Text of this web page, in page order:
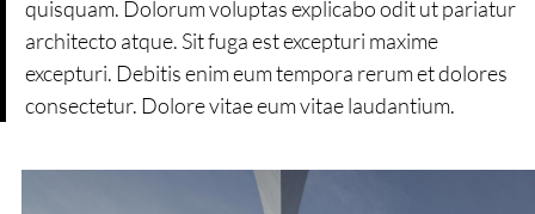
quisquam. Dolorum voluptas explicabo odit ut pariatur
architecto atque. Sit fuga est excepturi maxime
excepturi. Debitis enim eum tempora rerum et dolores
consectetur. Dolore vitae eum vitae laudantium.